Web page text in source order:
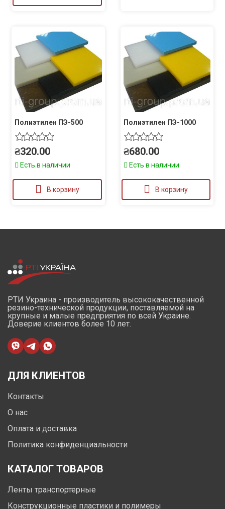
Полиэтилен ПЭ-500
₴320.00
Есть в наличии
В корзину
Полиэтилен ПЭ-1000
₴680.00
Есть в наличии
В корзину
РТИ Украина - производитель высококачественной
резино-технической продукции, поставляемой на
крупные и малые предприятия по всей Украине.
Доверие клиентов более 10 лет.
ДЛЯ КЛИЕНТОВ
Контакты
О нас
Оплата и доставка
Политика конфиденциальности
КАТАЛОГ ТОВАРОВ
Ленты транспортерные
Конструкционные пластики и полимеры